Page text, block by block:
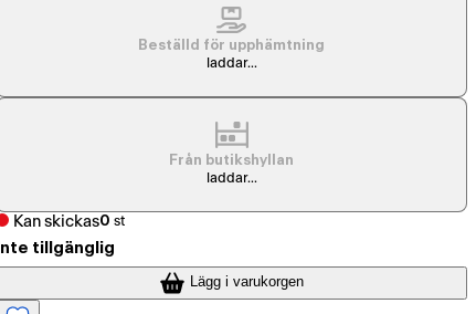
Beställd för upphämtning
laddar...
Från butikshyllan
laddar...
Kan skickas0 st
Inte tillgänglig
Lägg i varukorgen